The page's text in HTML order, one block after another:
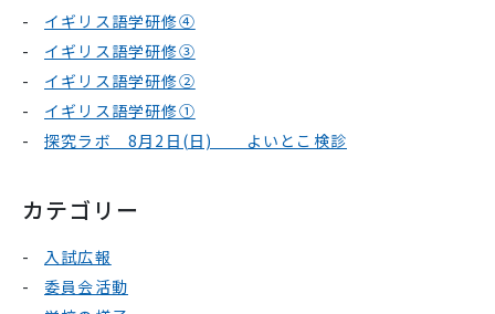
イギリス語学研修④
イギリス語学研修③
イギリス語学研修②
イギリス語学研修①
探究ラボ 8月2日(日) よいとこ検診
カテゴリー
入試広報
委員会活動